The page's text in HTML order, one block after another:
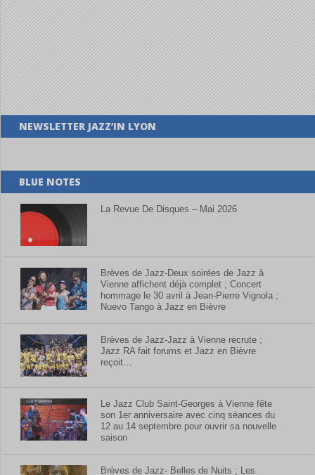
NEWSLETTER JAZZ’IN LYON
BLUE NOTES
La Revue De Disques – Mai 2026
Brèves de Jazz-Deux soirées de Jazz à
Vienne affichent déjà complet ; Concert
hommage le 30 avril à Jean-Pierre Vignola ;
Nuevo Tango à Jazz en Bièvre
Brèves de Jazz-Jazz à Vienne recrute ;
Jazz RA fait forums et Jazz en Bièvre
reçoit…
Le Jazz Club Saint-Georges à Vienne fête
son 1er anniversaire avec cinq séances du
12 au 14 septembre pour ouvrir sa nouvelle
saison
Brèves de Jazz- Belles de Nuits ; Les